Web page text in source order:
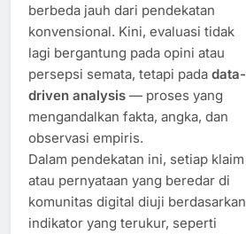
berbeda jauh dari pendekatan
konvensional. Kini, evaluasi tidak
lagi bergantung pada opini atau
persepsi semata, tetapi pada data-
driven analysis — proses yang
mengandalkan fakta, angka, dan
observasi empiris.
Dalam pendekatan ini, setiap klaim
atau pernyataan yang beredar di
komunitas digital diuji berdasarkan
indikator yang terukur, seperti